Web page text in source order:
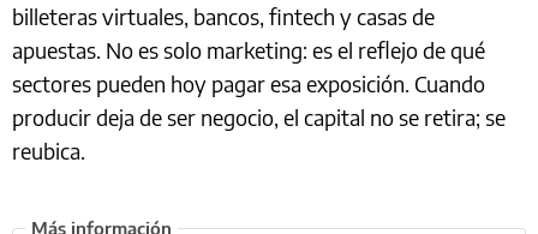
billeteras virtuales, bancos, fintech y casas de
apuestas. No es solo marketing: es el reflejo de qué
sectores pueden hoy pagar esa exposición. Cuando
producir deja de ser negocio, el capital no se retira; se
reubica.